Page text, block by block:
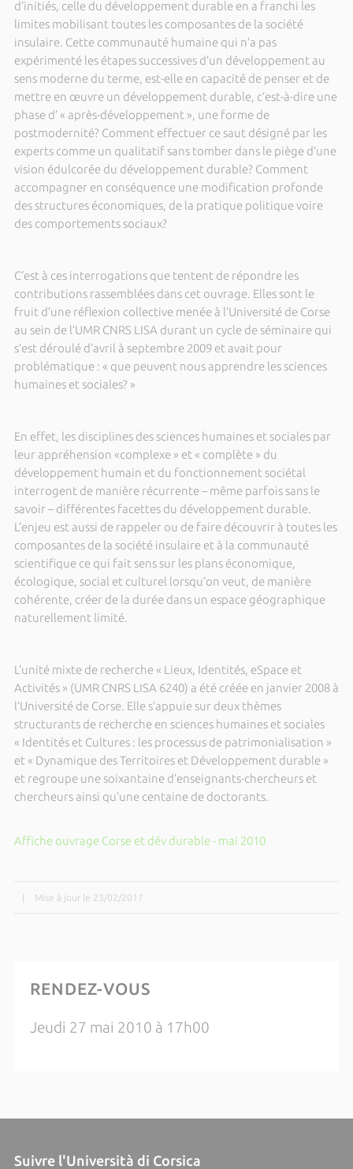
d’initiés, celle du développement durable en a franchi les
limites mobilisant toutes les composantes de la société
insulaire. Cette communauté humaine qui n’a pas
expérimenté les étapes successives d’un développement au
sens moderne du terme, est-elle en capacité de penser et de
mettre en œuvre un développement durable, c’est-à-dire une
phase d’ « après-développement », une forme de
postmodernité? Comment effectuer ce saut désigné par les
experts comme un qualitatif sans tomber dans le piège d’une
vision édulcorée du développement durable? Comment
accompagner en conséquence une modification profonde
des structures économiques, de la pratique politique voire
des comportements sociaux?
C’est à ces interrogations que tentent de répondre les
contributions rassemblées dans cet ouvrage. Elles sont le
fruit d’une réflexion collective menée à l’Université de Corse
au sein de l’UMR CNRS LISA durant un cycle de séminaire qui
s’est déroulé d’avril à septembre 2009 et avait pour
problématique : « que peuvent nous apprendre les sciences
humaines et sociales? »
En effet, les disciplines des sciences humaines et sociales par
leur appréhension «complexe » et « complète » du
développement humain et du fonctionnement sociétal
interrogent de manière récurrente – même parfois sans le
savoir – différentes facettes du développement durable.
L’enjeu est aussi de rappeler ou de faire découvrir à toutes les
composantes de la société insulaire et à la communauté
scientifique ce qui fait sens sur les plans économique,
écologique, social et culturel lorsqu’on veut, de manière
cohérente, créer de la durée dans un espace géographique
naturellement limité.
L’unité mixte de recherche « Lieux, Identités, eSpace et
Activités » (UMR CNRS LISA 6240) a été créée en janvier 2008 à
l’Université de Corse. Elle s’appuie sur deux thèmes
structurants de recherche en sciences humaines et sociales
« Identités et Cultures : les processus de patrimonialisation »
et « Dynamique des Territoires et Développement durable »
et regroupe une soixantaine d’enseignants-chercheurs et
chercheurs ainsi qu’une centaine de doctorants.
Affiche ouvrage Corse et dév durable - mai 2010
Mise à jour le 23/02/2017
RENDEZ-VOUS
Jeudi 27 mai 2010 à 17h00
Suivre l'Università di Corsica